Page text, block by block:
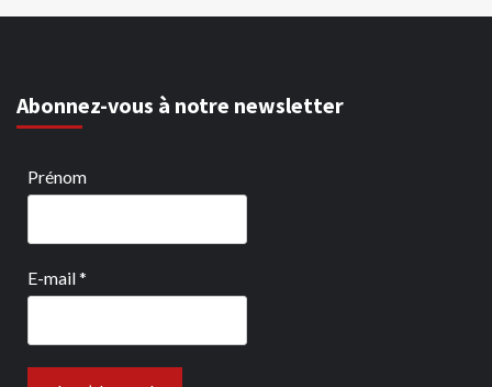
Abonnez-vous à notre newsletter
Prénom
E-mail*